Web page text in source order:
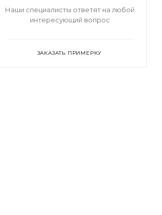
Наши специалисты ответят на любой
интересующий вопрос
ЗАКАЗАТЬ ПРИМЕРКУ